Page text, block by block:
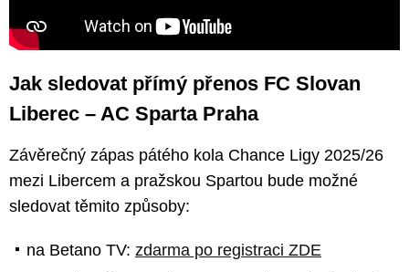
Jak sledovat přímý přenos FC Slovan
Liberec – AC Sparta Praha
Závěrečný zápas pátého kola Chance Ligy 2025/26
mezi Libercem a pražskou Spartou bude možné
sledovat těmito způsoby:
na Betano TV: zdarma po registraci ZDE